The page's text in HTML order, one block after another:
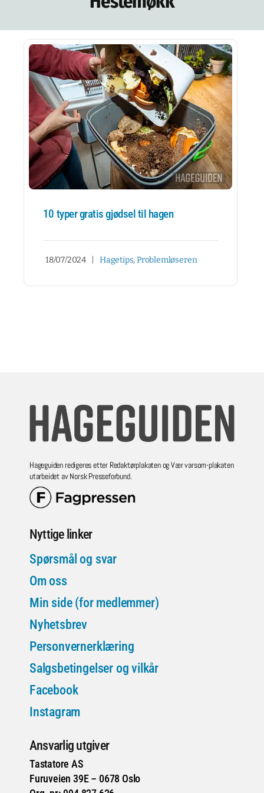
NETTBUTIKK
NYHETSBREV
KURS
HAGETIPS
REISETIPS
OM OSS
SPØRSMÅL OG SVAR
10 typer gratis gjødsel til hagen
18/07/2024 Hagetips,Problemløseren
Hageguiden redigeres etter Redaktørplakaten og Vær varsom-plakaten
utarbeidet av Norsk Presseforbund.
Nyttige linker
Spørsmål og svar
Om oss
Min side (for medlemmer)
Nyhetsbrev
Personvernerklæring
Salgsbetingelser og vilkår
Facebook
Instagram
Ansvarlig utgiver
Tastatore AS
Furuveien 39E – 0678 Oslo